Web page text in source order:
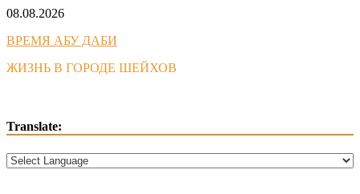
Skip
content
08.08.2026
ВРЕМЯ АБУ ДАБИ
ЖИЗНЬ В ГОРОДЕ ШЕЙХОВ
Translate: